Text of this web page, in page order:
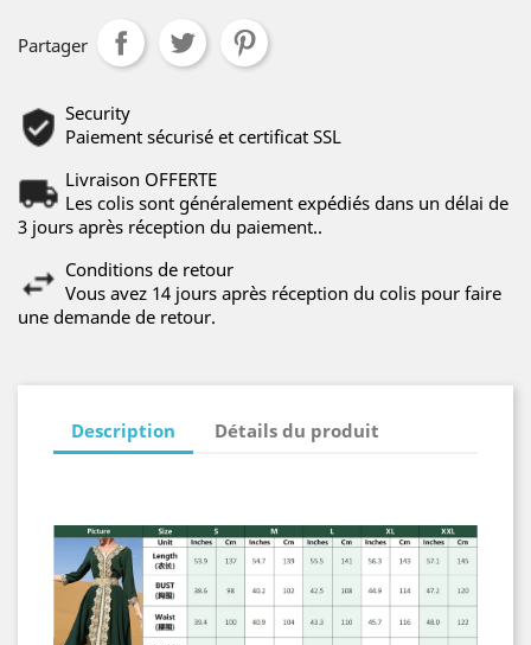
Partager
Security
Paiement sécurisé et certificat SSL
Livraison OFFERTE
Les colis sont généralement expédiés dans un délai de
3 jours après réception du paiement..
Conditions de retour
Vous avez 14 jours après réception du colis pour faire
une demande de retour.
Description Détails du produit